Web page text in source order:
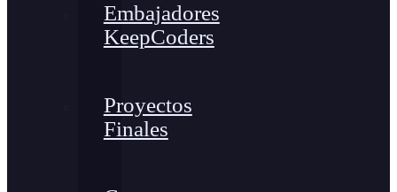
Embajadores
KeepCoders
Proyectos
Finales